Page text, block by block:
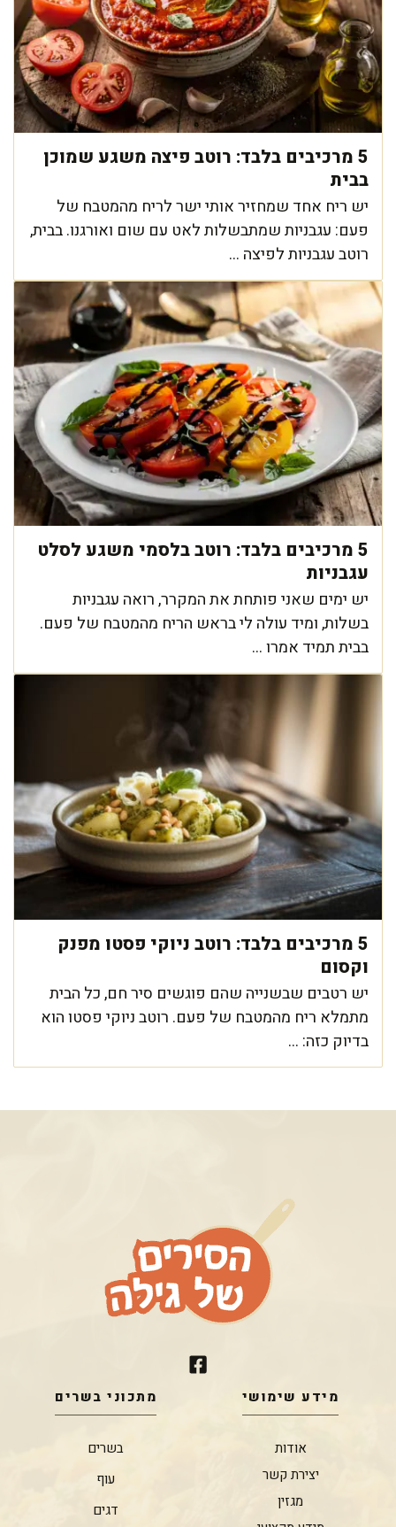
5 מרכיבים בלבד: רוטב פיצה משגע שמוכן
בבית
יש ריח אחד שמחזיר אותי ישר לריח מהמטבח של
פעם: עגבניות שמתבשלות לאט עם שום ואורגנו. בבית,
רוטב עגבניות לפיצה ...
5 מרכיבים בלבד: רוטב בלסמי משגע לסלט
עגבניות
יש ימים שאני פותחת את המקרר, רואה עגבניות
בשלות, ומיד עולה לי בראש הריח מהמטבח של פעם.
בבית תמיד אמרו ...
5 מרכיבים בלבד: רוטב ניוקי פסטו מפנק
וקסום
יש רטבים שבשנייה שהם פוגשים סיר חם, כל הבית
מתמלא ריח מהמטבח של פעם. רוטב ניוקי פסטו הוא
בדיוק כזה: ...
מידע שימושי
אודות
יצירת קשר
מגזין
מתכוני בשרים
בשרים
עוף
דגים